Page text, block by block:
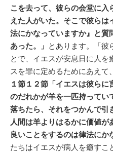
こを去って、彼らの会堂に入
えた人がいた。そこで彼ら
法にかなっていますか』と質
あった。」 とあります。「彼
とで、イエスが安息日に人を
スを罪に定めるためにあえて
１節１２節「イエスは彼ら
のだれかが羊を一匹持ってい
落ちたら、それをつかんで引
人間は羊よりはるかに価値
良いことをするのは律法にか
たちはイエスが病人を癒すこ